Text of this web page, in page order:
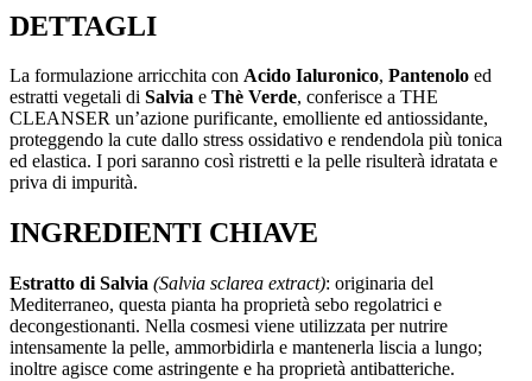
CLEANSER
DETTAGLI
La formulazione arricchita con Acido Ialuronico, Pantenolo ed
estratti vegetali di Salvia e Thè Verde, conferisce a THE
CLEANSER un’azione purificante, emolliente ed antiossidante,
proteggendo la cute dallo stress ossidativo e rendendola più tonica
ed elastica. I pori saranno così ristretti e la pelle risulterà idratata e
priva di impurità.
INGREDIENTI CHIAVE
Estratto di Salvia (Salvia sclarea extract): originaria del
Mediterraneo, questa pianta ha proprietà sebo regolatrici e
decongestionanti. Nella cosmesi viene utilizzata per nutrire
intensamente la pelle, ammorbidirla e mantenerla liscia a lungo;
inoltre agisce come astringente e ha proprietà antibatteriche.